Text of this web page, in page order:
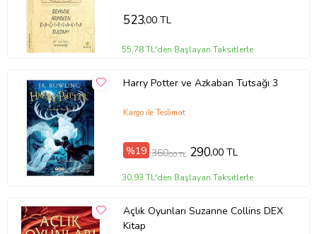
523,00 TL
55,78 TL'den Başlayan Taksitlerle
Harry Potter ve Azkaban Tutsağı 3
Kargo ile Teslimat
%19 360,00 TL 290,00 TL
30,93 TL'den Başlayan Taksitlerle
Açlık Oyunları Suzanne Collins DEX
Kitap